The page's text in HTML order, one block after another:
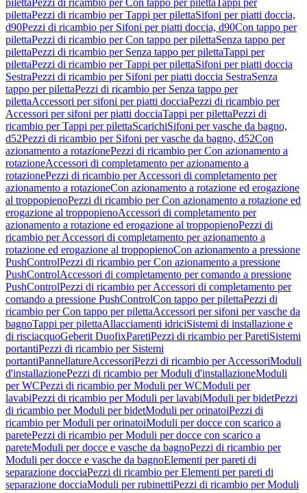
pilettaPezzi di ricambio per Con tappo per pilettaTappi per
pilettaPezzi di ricambio per Tappi per pilettaSifoni per piatti doccia,
d90Pezzi di ricambio per Sifoni per piatti doccia, d90Con tappo per
pilettaPezzi di ricambio per Con tappo per pilettaSenza tappo per
pilettaPezzi di ricambio per Senza tappo per pilettaTappi per
pilettaPezzi di ricambio per Tappi per pilettaSifoni per piatti doccia
SestraPezzi di ricambio per Sifoni per piatti doccia SestraSenza
tappo per pilettaPezzi di ricambio per Senza tappo per
pilettaAccessori per sifoni per piatti docciaPezzi di ricambio per
Accessori per sifoni per piatti docciaTappi per pilettaPezzi di
ricambio per Tappi per pilettaScarichiSifoni per vasche da bagno,
d52Pezzi di ricambio per Sifoni per vasche da bagno, d52Con
azionamento a rotazionePezzi di ricambio per Con azionamento a
rotazioneAccessori di completamento per azionamento a
rotazionePezzi di ricambio per Accessori di completamento per
azionamento a rotazioneCon azionamento a rotazione ed erogazione
al troppopienoPezzi di ricambio per Con azionamento a rotazione ed
erogazione al troppopienoAccessori di completamento per
azionamento a rotazione ed erogazione al troppopienoPezzi di
ricambio per Accessori di completamento per azionamento a
rotazione ed erogazione al troppopienoCon azionamento a pressione
PushControlPezzi di ricambio per Con azionamento a pressione
PushControlAccessori di completamento per comando a pressione
PushControlPezzi di ricambio per Accessori di completamento per
comando a pressione PushControlCon tappo per pilettaPezzi di
ricambio per Con tappo per pilettaAccessori per sifoni per vasche da
bagnoTappi per pilettaAllacciamenti idriciSistemi di installazione e
di risciacquoGeberit DuofixParetiPezzi di ricambio per ParetiSistemi
portantiPezzi di ricambio per Sistemi
portantiPannellatureAccessoriPezzi di ricambio per AccessoriModuli
d'installazionePezzi di ricambio per Moduli d'installazioneModuli
per WCPezzi di ricambio per Moduli per WCModuli per
lavabiPezzi di ricambio per Moduli per lavabiModuli per bidetPezzi
di ricambio per Moduli per bidetModuli per orinatoiPezzi di
ricambio per Moduli per orinatoiModuli per docce con scarico a
paretePezzi di ricambio per Moduli per docce con scarico a
pareteModuli per docce e vasche da bagnoPezzi di ricambio per
Moduli per docce e vasche da bagnoElementi per pareti di
separazione docciaPezzi di ricambio per Elementi per pareti di
separazione docciaModuli per rubinettiPezzi di ricambio per Moduli